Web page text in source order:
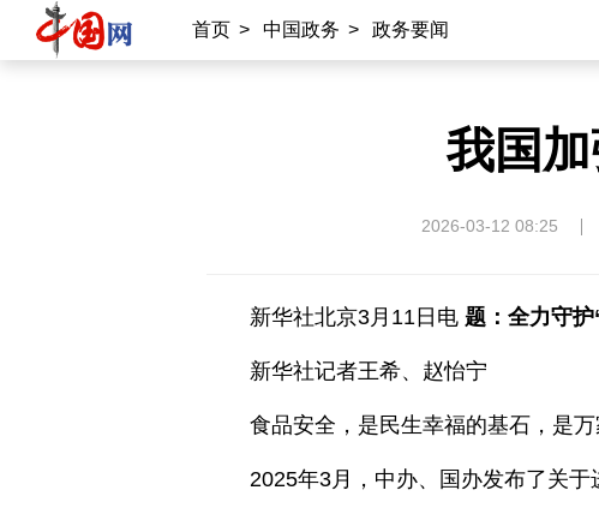
首页 > 中国政务 > 政务要闻
我国
2026-03-12 08:25
新华社北京3月11日电 题：全力守
新华社记者王希、赵怡宁
食品安全，是民生幸福的基石，是万
2025年3月，中办、国办发布了关